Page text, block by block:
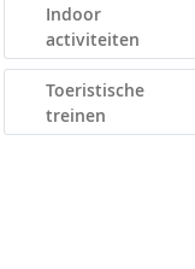
Indoor
activiteiten
Toeristische
treinen